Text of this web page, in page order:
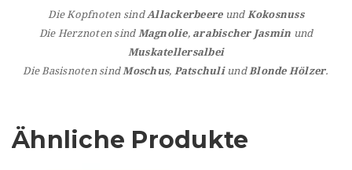
Die Kopfnoten sind Allackerbeereund Kokosnuss
Die Herznoten sind Magnolie, arabischer Jasmin und
Muskatellersalbei
Die Basisnoten sind Moschus, Patschuliund Blonde Hölzer.
Ähnliche Produkte